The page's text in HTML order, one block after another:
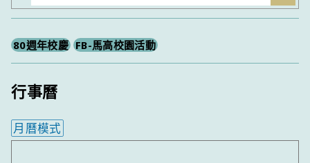
尋
80週年校慶 FB-馬高校園活動
行事曆
月曆模式